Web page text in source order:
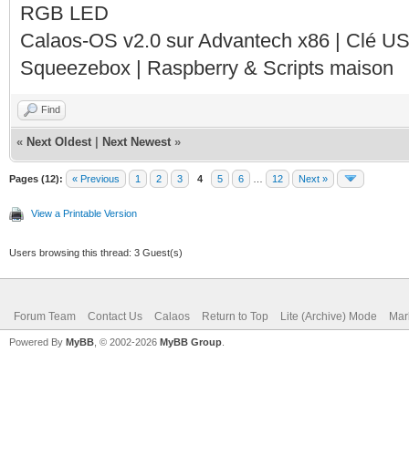
RGB LED
Calaos-OS v2.0 sur Advantech x86 | Clé
Squeezebox | Raspberry & Scripts maison
Find
« Next Oldest Next Newest »
Pages (12): « Previous 1 2 3 4 5 6 12 Next »
View a Printable Version
Users browsing this thread: 3 Guest(s)
Forum Team Contact Us Calaos Return to Top Lite (Archive) Mode
Powered By MyBB , © 2002-2026 MyBB Group